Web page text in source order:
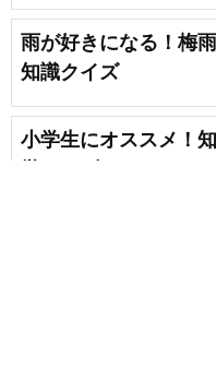
雨が好きになる！梅
知識クイズ
小学生にオススメ！